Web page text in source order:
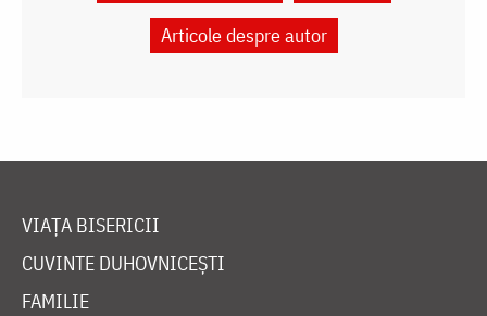
Articole despre autor
VIAȚA BISERICII
CUVINTE DUHOVNICEȘTI
FAMILIE